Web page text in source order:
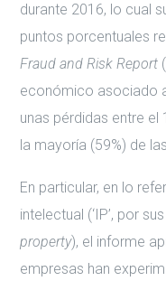
durante 2016, lo cual
puntos porcentuales
Fraud and Risk Report
económico asociado
unas pérdidas entre el
la mayoría (59%) de
En particular, en lo
intelectual (‘IP’, por
property), el informe
empresas han